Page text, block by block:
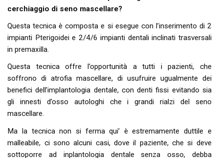
cerchiaggio di seno mascellare?
Questa tecnica è composta e si esegue con l’inserimento di 2
impianti Pterigoidei e 2/4/6 impianti dentali inclinati trasversali
in premaxilla.
Questa tecnica offre l’opportunità a tutti i pazienti, che
soffrono di atrofia mascellare, di usufruire ugualmente dei
benefici dell’implantologia dentale, con denti fissi evitando sia
gli innesti d’osso autologhi che i grandi rialzi del seno
mascellare.
Ma la tecnica non si ferma qui’ è estremamente duttile e
malleabile, ci sono alcuni casi, dove il paziente, che si deve
sottoporre ad inplantologia dentale senza osso, debba